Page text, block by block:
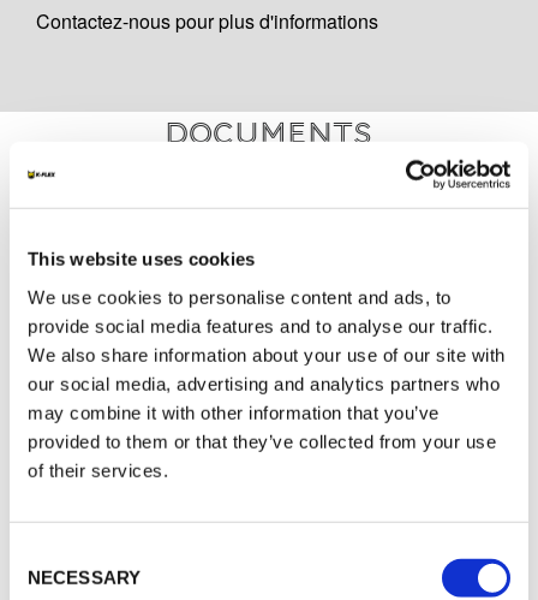
This website uses cookies
We use cookies to personalise content and ads, to
provide social media features and to analyse our traffic.
We also share information about your use of our site with
our social media, advertising and analytics partners who
may combine it with other information that you’ve
provided to them or that they’ve collected from your use
of their services.
Selection
NECESSARY
Contactez-nous pour plus d'informations
Documents
DOCUMENTATION TECHNIQUE
FRA_DOP K-FLEX K-FIRE PIPE WRAP -
Penetration - wrap 27281802R01-002V
K-FLEX K-FIRE SEALSTRIP
MARKETING
K-FLEX TARIF 2026